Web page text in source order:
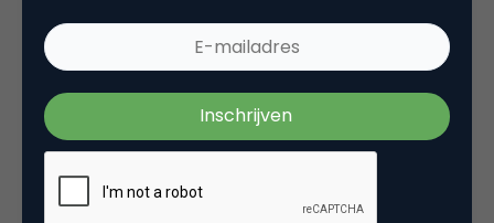
Emile Peters
Partnerschappen en Business
Natuurmonumenten